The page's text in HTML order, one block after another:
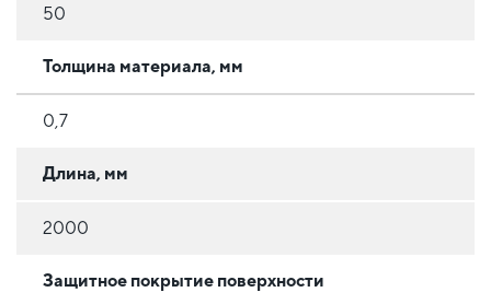
50
Толщина материала, мм
0,7
Длина, мм
2000
Защитное покрытие поверхности